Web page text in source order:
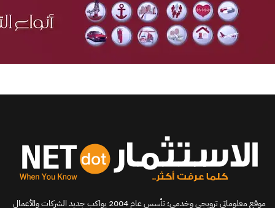
موقع معلوماتي ترويجي وخدمي؛ تأسس عام 2004 يواكب جديد الشركات والأعمال